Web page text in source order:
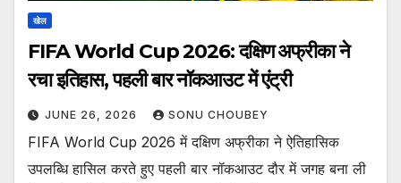
खेल
FIFA World Cup 2026: दक्षिण अफ्रीका ने
रचा इतिहास, पहली बार नॉकआउट में एंट्री
JUNE 26, 2026 SONU CHOUBEY
FIFA World Cup 2026 में दक्षिण अफ्रीका ने ऐतिहासिक
उपलब्धि हासिल करते हुए पहली बार नॉकआउट दौर में जगह बना ली